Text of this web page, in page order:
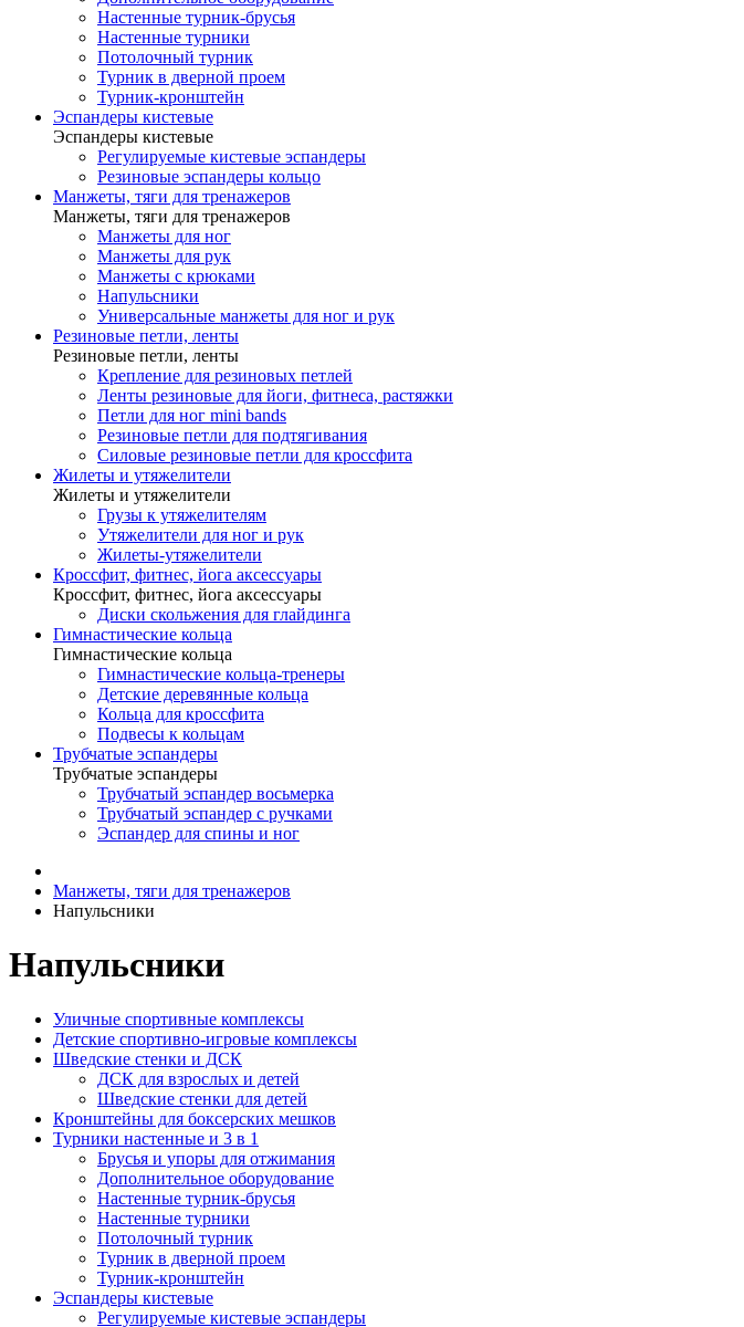
Настенные турник-брусья
Настенные турники
Потолочный турник
Турник в дверной проем
Турник-кронштейн
Эспандеры кистевые
Эспандеры кистевые
Регулируемые кистевые эспандеры
Резиновые эспандеры кольцо
Манжеты, тяги для тренажеров
Манжеты, тяги для тренажеров
Манжеты для ног
Манжеты для рук
Манжеты с крюками
Напульсники
Универсальные манжеты для ног и рук
Резиновые петли, ленты
Резиновые петли, ленты
Крепление для резиновых петлей
Ленты резиновые для йоги, фитнеса, растяжки
Петли для ног mini bands
Резиновые петли для подтягивания
Силовые резиновые петли для кроссфита
Жилеты и утяжелители
Жилеты и утяжелители
Грузы к утяжелителям
Утяжелители для ног и рук
Жилеты-утяжелители
Кроссфит, фитнес, йога аксессуары
Кроссфит, фитнес, йога аксессуары
Диски скольжения для глайдинга
Гимнастические кольца
Гимнастические кольца
Гимнастические кольца-тренеры
Детские деревянные кольца
Кольца для кроссфита
Подвесы к кольцам
Трубчатые эспандеры
Трубчатые эспандеры
Трубчатый эспандер восьмерка
Трубчатый эспандер с ручками
Эспандер для спины и ног
Манжеты, тяги для тренажеров
Напульсники
Напульсники
Уличные спортивные комплексы
Детские спортивно-игровые комплексы
Шведские стенки и ДСК
ДСК для взрослых и детей
Шведские стенки для детей
Кронштейны для боксерских мешков
Турники настенные и 3 в 1
Брусья и упоры для отжимания
Дополнительное оборудование
Настенные турник-брусья
Настенные турники
Потолочный турник
Турник в дверной проем
Турник-кронштейн
Эспандеры кистевые
Регулируемые кистевые эспандеры